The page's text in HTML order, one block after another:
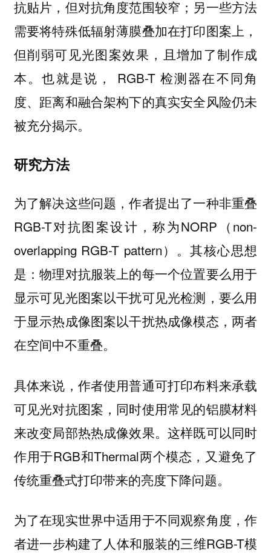
抗贴片，但对抗角度范围较窄；另一些方法
需要将特殊低辐射薄膜叠加在打印图案上，
但削弱可见光图案效果，且增加了制作成
本。也就是说， RGB-T 检测器在不同角
度、距离和融合架构下的真实安全风险仍未
被充分揭示。
研究方法
为了解决这些问题，作者提出了一种非重叠
RGB-T对抗图案设计，称为NORP（non-
overlapping RGB-T pattern）。其核心思想
是：物理对抗服装上的每一个位置要么用于
显示可见光图案以干扰可见光检测，要么用
于显示热成像图案以干扰热成像模态，两者
在空间中不重叠。
具体来说，作者使用普通可打印布料来承载
可见光对抗图案，同时使用常见的铝膜材料
来改变局部热热成像效果。这样既可以同时
作用于RGB和Thermal两个模态，又避免了
传统重叠式打印带来的亮度下降问题。
为了在现实世界中适用于不同观察角度，作
者进一步构建了人体和服装的三维RGB-T模